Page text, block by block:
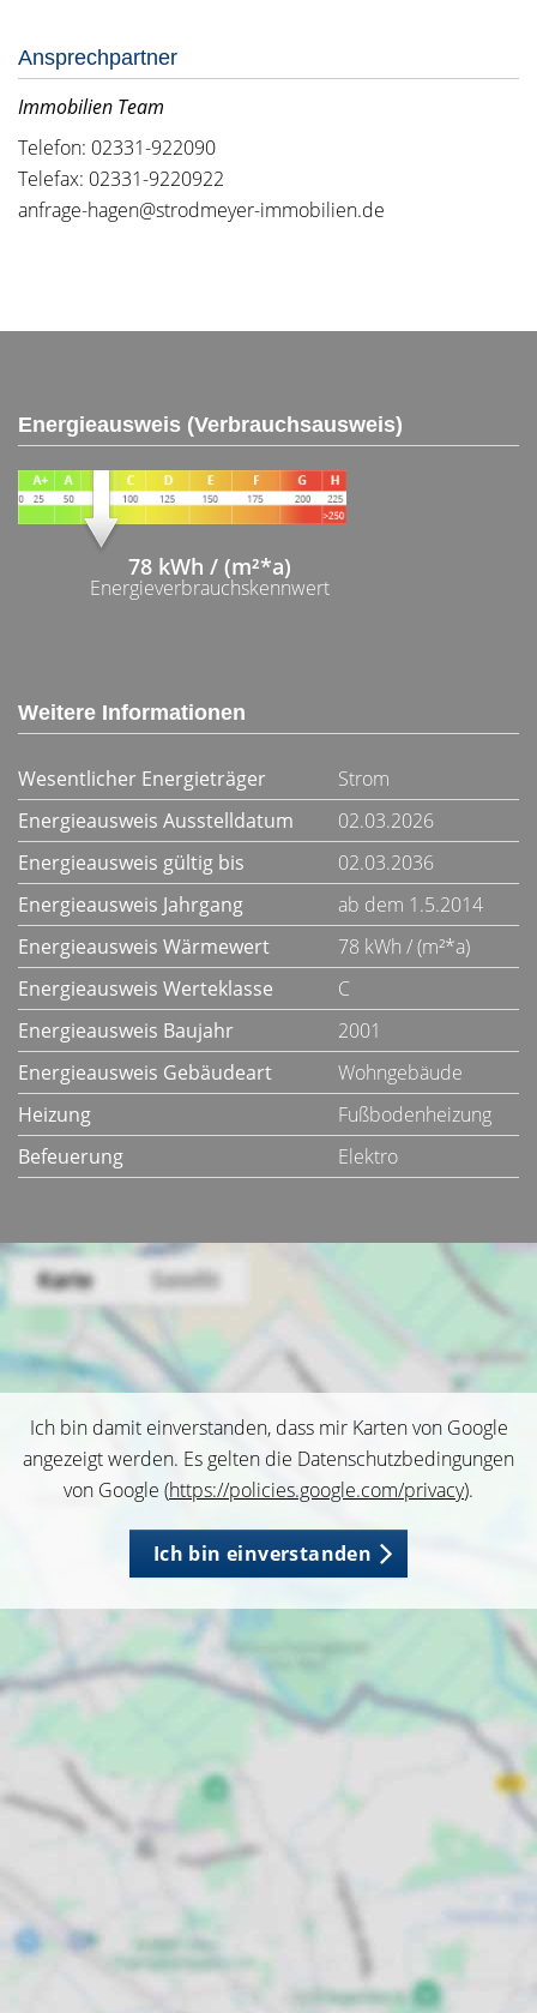
Ansprechpartner
Immobilien Team
Telefon: 02331-922090
Telefax: 02331-9220922
anfrage-hagen@strodmeyer-immobilien.de
Energieausweis (Verbrauchsausweis)
78 kWh / (m²*a)
Energieverbrauchskennwert
Weitere Informationen
Wesentlicher Energieträger
Strom
Energieausweis Ausstelldatum
02.03.2026
Energieausweis gültig bis
02.03.2036
Energieausweis Jahrgang
ab dem 1.5.2014
Energieausweis Wärmewert
78 kWh / (m²*a)
Energieausweis Werteklasse
C
Energieausweis Baujahr
2001
Energieausweis Gebäudeart
Wohngebäude
Heizung
Fußbodenheizung
Befeuerung
Elektro
Ich bin damit einverstanden, dass mir Karten von Google
angezeigt werden. Es gelten die Datenschutzbedingungen
von Google (https://policies.google.com/privacy).
Ich bin einverstanden